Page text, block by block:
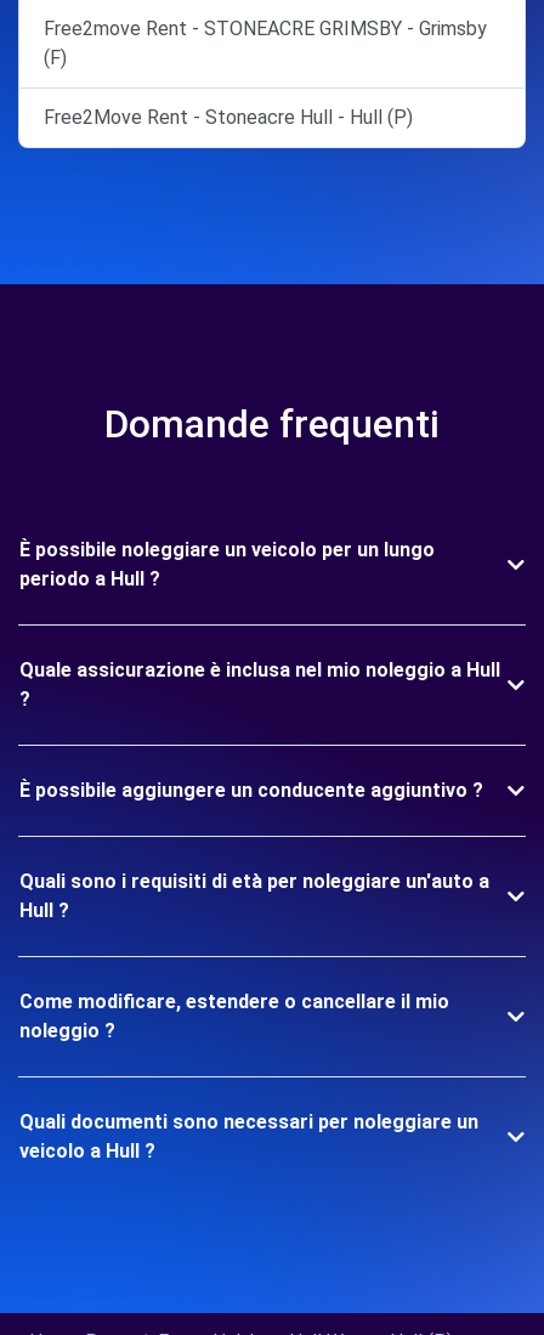
Free2move Rent - STONEACRE GRIMSBY - Grimsby
(F)
Free2Move Rent - Stoneacre Hull - Hull (P)
Domande frequenti
È possibile noleggiare un veicolo per un lungo
periodo a Hull ?
Quale assicurazione è inclusa nel mio noleggio a Hull
?
È possibile aggiungere un conducente aggiuntivo ?
Quali sono i requisiti di età per noleggiare un'auto a
Hull ?
Come modificare, estendere o cancellare il mio
noleggio ?
Quali documenti sono necessari per noleggiare un
veicolo a Hull ?